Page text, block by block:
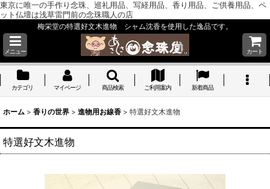
東京に唯一の手作り念珠、巡礼用品、写経用品、香り用品、ご供養用品、ペ
ット仏壇は浅草雷門前の念珠職人の店
梅栄堂の特選好文木進物 シャム沈香を使用した逸品です。
メニュー カート
カテゴリ マイページ 商品検索 ご利用案内 新着商品
ホーム > 香りの世界 > 進物用お線香 > 特選好文木進物
特選好文木進物